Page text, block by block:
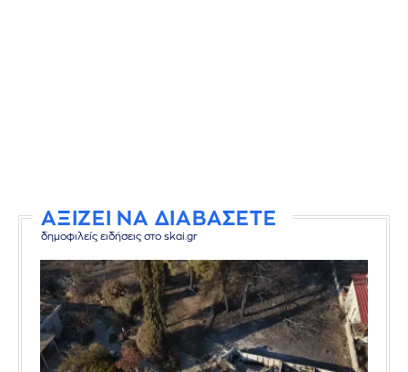
ΑΞΙΖΕΙ ΝΑ ΔΙΑΒΑΣΕΤΕ
δημοφιλείς ειδήσεις στο skai.gr